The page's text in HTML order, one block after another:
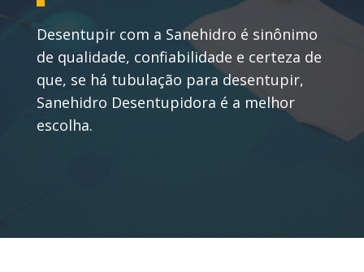
Desentupir com a Sanehidro é sinônimo
de qualidade, confiabilidade e certeza de
que, se há tubulação para desentupir,
Sanehidro Desentupidora é a melhor
escolha.